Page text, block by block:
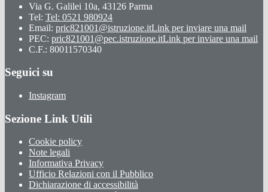
Via G. Galilei 10a, 43126 Parma
Tel: Tel: 0521 980924
Email: pric821001@istruzione.itLink per inviare una mail
PEC: pric821001@pec.istruzione.itLink per inviare una mail
C.F.: 80011570340
Seguici su
Instagram
Sezione Link Utili
Cookie policy
Note legali
Informativa Privacy
Ufficio Relazioni con il Pubblico
Dichiarazione di accessibilità